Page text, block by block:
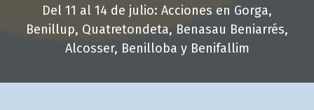
Del 11 al 14 de julio: Acciones en Gorga,
Benillup, Quatretondeta, Benasau Beniarrés,
Alcosser, Benilloba y Benifallim